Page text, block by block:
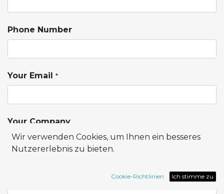
Phone Number
Your Email *
Your Company
Wir verwenden Cookies, um Ihnen ein besseres
Nutzererlebnis zu bieten.
Cookie-Richtlinien Ich stimme zu